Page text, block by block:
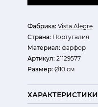
Фабрика: Vista Alegre
Страна: Португалия
Материал: фарфор
Артикул: 21129577
Размер: Ø10 см
ХАРАКТЕРИСТИКИ